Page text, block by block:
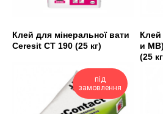
Клей для мінеральної вати
Ceresit CT 190 (25 кг)
и
(25
під
замовлення